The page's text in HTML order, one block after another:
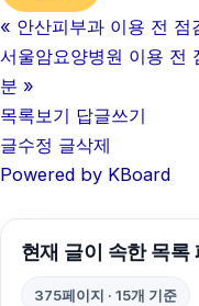
« 안산피부과 이용 전
서울암요양병원 이용
분 »
목록보기 답글쓰기
글수정 글삭제
Powered by KBoard
현재 글이 속한 목록
375페이지 · 15개 기준